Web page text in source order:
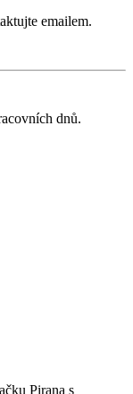
emailem.
dnů.
Pirana s